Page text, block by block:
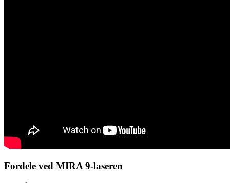
Fordele ved MIRA 9-laseren